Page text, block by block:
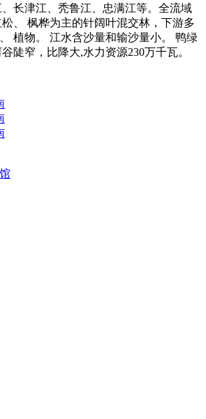
长津江、秃鲁江、忠满江等。全流域
、 枫桦为主的针阔叶混交林，下游多
植物。 江水含沙量和输沙量小。 鸭绿
陡窄，比降大,水力资源230万千瓦。